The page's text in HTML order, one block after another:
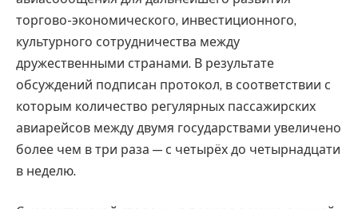
торгово-экономического, инвестиционного,
культурного сотрудничества между
дружественными странами. В результате
обсуждений подписан протокол, в соответствии с
которым количество регулярных пассажирских
авиарейсов между двумя государствами увеличено
более чем в три раза — с четырёх до четырнадцати
в неделю.